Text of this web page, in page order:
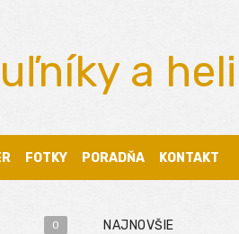
a
FOTKY PORADŇA KONTAKT
0 NAJNOVŠIE